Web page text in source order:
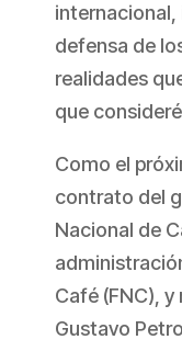
internacional,
defensa de
realidades
que
Como el
contrato del
Nacional de
Café (FNC),
Gustavo